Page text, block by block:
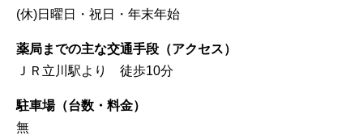
(休)日曜日・祝日・年末年始
薬局までの主な交通手段（アクセス）
ＪＲ立川駅より 徒歩10分
駐車場（台数・料金）
無